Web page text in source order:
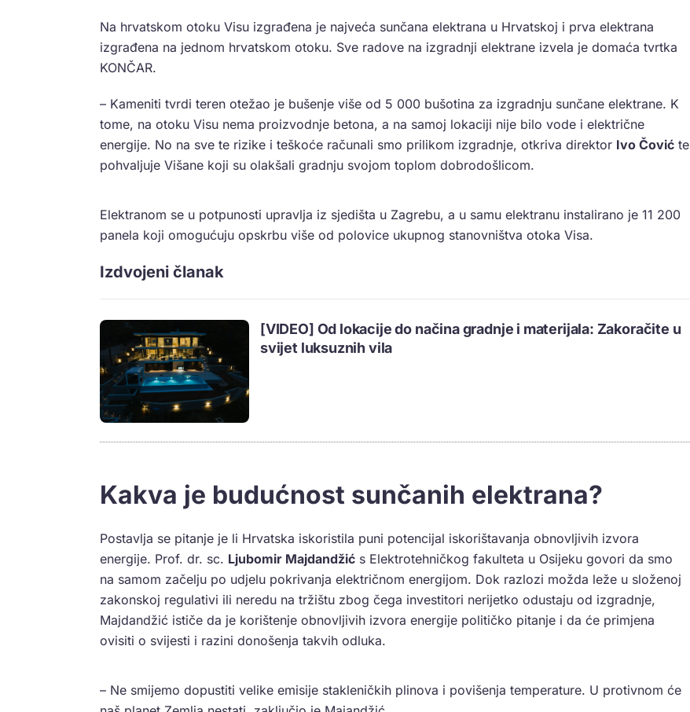
Na hrvatskom otoku Visu izgrađena je najveća sunčana elektrana u Hrvatskoj i prva elektrana
izgrađena na jednom hrvatskom otoku. Sve radove na izgradnji elektrane izvela je domaća tvrtka
KONČAR.
– Kameniti tvrdi teren otežao je bušenje više od 5 000 bušotina za izgradnju sunčane elektrane. K
tome, na otoku Visu nema proizvodnje betona, a na samoj lokaciji nije bilo vode i električne
energije. No na sve te rizike i teškoće računali smo prilikom izgradnje, otkriva direktor Ivo Čović te
pohvaljuje Višane koji su olakšali gradnju svojom toplom dobrodošlicom.
Elektranom se u potpunosti upravlja iz sjedišta u Zagrebu, a u samu elektranu instalirano je 11 200
panela koji omogućuju opskrbu više od polovice ukupnog stanovništva otoka Visa.
Izdvojeni članak
[VIDEO] Od lokacije do načina gradnje i materijala: Zakoračite u
svijet luksuznih vila
Kakva je budućnost sunčanih elektrana?
Postavlja se pitanje je li Hrvatska iskoristila puni potencijal iskorištavanja obnovljivih izvora
energije. Prof. dr. sc. Ljubomir Majdandžić s Elektrotehničkog fakulteta u Osijeku govori da smo
na samom začelju po udjelu pokrivanja električnom energijom. Dok razlozi možda leže u složenoj
zakonskoj regulativi ili neredu na tržištu zbog čega investitori nerijetko odustaju od izgradnje,
Majdandžić ističe da je korištenje obnovljivih izvora energije političko pitanje i da će primjena
ovisiti o svijesti i razini donošenja takvih odluka.
– Ne smijemo dopustiti velike emisije stakleničkih plinova i povišenja temperature. U protivnom će